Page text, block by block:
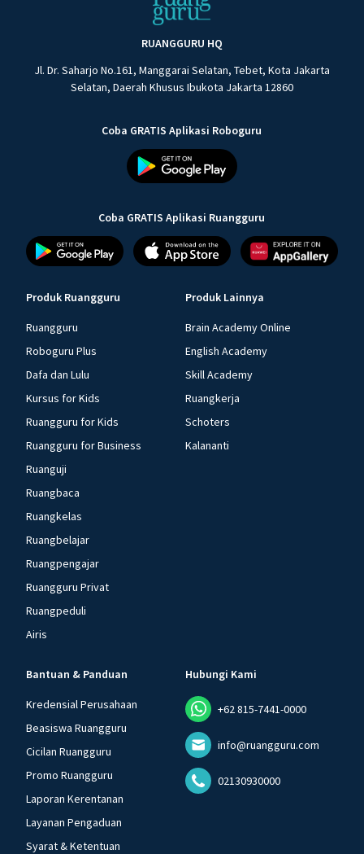
RUANGGURU HQ
Jl. Dr. Saharjo No.161, Manggarai Selatan, Tebet, Kota Jakarta
Selatan, Daerah Khusus Ibukota Jakarta 12860
Coba GRATIS Aplikasi Roboguru
Coba GRATIS Aplikasi Ruangguru
Produk Ruangguru
Ruangguru
Roboguru Plus
Dafa dan Lulu
Kursus for Kids
Ruangguru for Kids
Ruangguru for Business
Ruanguji
Ruangbaca
Ruangkelas
Ruangbelajar
Ruangpengajar
Ruangguru Privat
Ruangpeduli
Airis
Produk Lainnya
Brain Academy Online
English Academy
Skill Academy
Ruangkerja
Schoters
Kalananti
Bantuan & Panduan
Kredensial Perusahaan
Beasiswa Ruangguru
Cicilan Ruangguru
Promo Ruangguru
Laporan Kerentanan
Layanan Pengaduan
Syarat & Ketentuan
Hubungi Kami
+62 815-7441-0000
info@ruangguru.com
02130930000